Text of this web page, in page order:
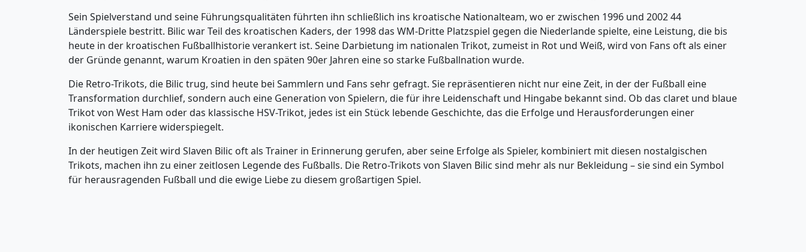
Sein Spielverstand und seine Führungsqualitäten führten ihn schließlich ins kroatische Nationalteam, wo er zwischen 1996 und 2002 44
Länderspiele bestritt. Bilic war Teil des kroatischen Kaders, der 1998 das WM-Dritte Platzspiel gegen die Niederlande spielte, eine Leistung, die bis
heute in der kroatischen Fußballhistorie verankert ist. Seine Darbietung im nationalen Trikot, zumeist in Rot und Weiß, wird von Fans oft als einer
der Gründe genannt, warum Kroatien in den späten 90er Jahren eine so starke Fußballnation wurde.
Die Retro-Trikots, die Bilic trug, sind heute bei Sammlern und Fans sehr gefragt. Sie repräsentieren nicht nur eine Zeit, in der der Fußball eine
Transformation durchlief, sondern auch eine Generation von Spielern, die für ihre Leidenschaft und Hingabe bekannt sind. Ob das claret und blaue
Trikot von West Ham oder das klassische HSV-Trikot, jedes ist ein Stück lebende Geschichte, das die Erfolge und Herausforderungen einer
ikonischen Karriere widerspiegelt.
In der heutigen Zeit wird Slaven Bilic oft als Trainer in Erinnerung gerufen, aber seine Erfolge als Spieler, kombiniert mit diesen nostalgischen
Trikots, machen ihn zu einer zeitlosen Legende des Fußballs. Die Retro-Trikots von Slaven Bilic sind mehr als nur Bekleidung – sie sind ein Symbol
für herausragenden Fußball und die ewige Liebe zu diesem großartigen Spiel.